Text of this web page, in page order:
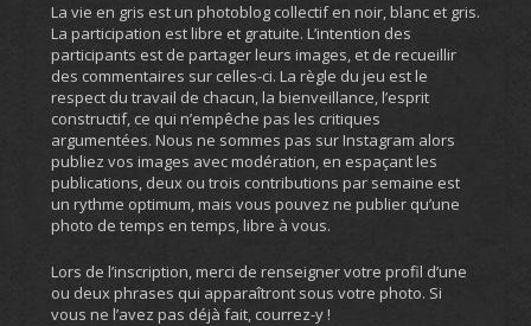
La vie en gris est un photoblog collectif en noir, blanc et gris.
La participation est libre et gratuite. L’intention des
participants est de partager leurs images, et de recueillir
des commentaires sur celles-ci. La règle du jeu est le
respect du travail de chacun, la bienveillance, l’esprit
constructif, ce qui n’empêche pas les critiques
argumentées. Nous ne sommes pas sur Instagram alors
publiez vos images avec modération, en espaçant les
publications, deux ou trois contributions par semaine est
un rythme optimum, mais vous pouvez ne publier qu’une
photo de temps en temps, libre à vous.
Lors de l’inscription, merci de renseigner votre profil d’une
ou deux phrases qui apparaîtront sous votre photo. Si
vous ne l’avez pas déjà fait, courrez-y !